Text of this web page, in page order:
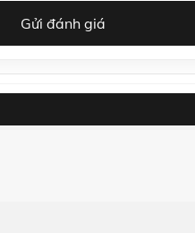
Gửi đánh giá